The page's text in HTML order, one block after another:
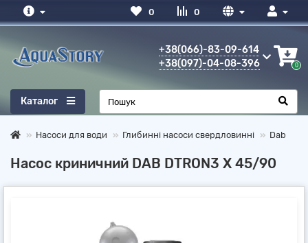
0
0
+38(066)-83-09-614
+38(097)-04-08-396
0
Каталог
Насоси для води Глибинні насоси свердловинні Dab
Насос криничний DAB DTRON3 X 45/90